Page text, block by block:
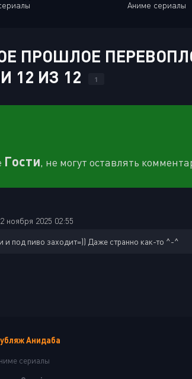
Аниме сериалы
ПРОШЛОЕ
12 ИЗ 12
1
Гости, не могут оставлять
2 ноября 2025 02:55
и под пиво заходит=)) Даже странно как-то ^-^
Анидаба
сериалы